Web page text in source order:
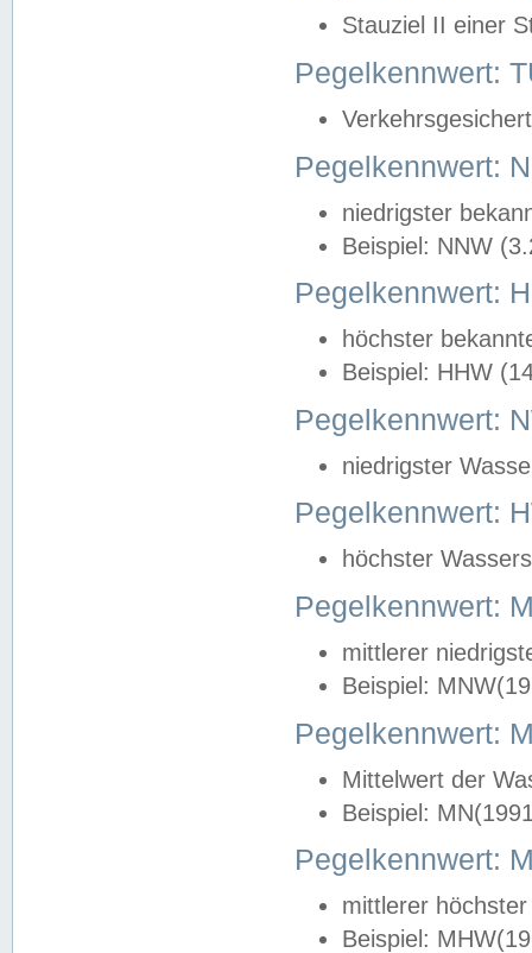
Stauziel II einer
Pegelkennwert:
Pegelkennwert:
niedrigster
Beispiel: NNW
Pegelkennwert:
höchster
Beispiel: HHW
Pegelkennwert:
niedrigster
Pegelkennwert:
höchster
Pegelkennwert:
mittlerer
Beispiel:
Pegelkennwert:
Mittelwert der
Beispiel:
Pegelkennwert:
mittlerer
Beispiel: